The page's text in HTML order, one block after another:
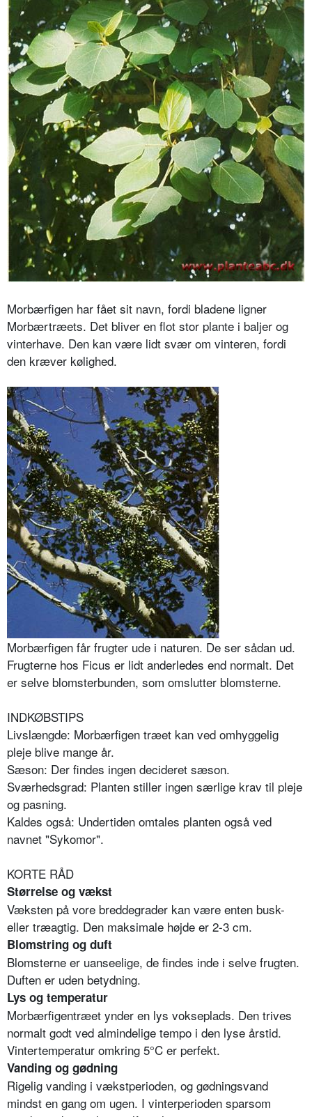
Morbærfigen har fået sit navn, fordi bladene ligner
Morbærtræets. Det bliver en flot stor plante i baljer og
vinterhave. Den kan være lidt svær om vinteren, fordi
den kræver kølighed.
Morbærfigen får frugter ude i naturen. De ser sådan ud.
Frugterne hos Ficus er lidt anderledes end normalt. Det
er selve blomsterbunden, som omslutter blomsterne.
INDKØBSTIPS
Livslængde: Morbærfigen træet kan ved omhyggelig
pleje blive mange år.
Sæson: Der findes ingen decideret sæson.
Sværhedsgrad: Planten stiller ingen særlige krav til pleje
og pasning.
Kaldes også: Undertiden omtales planten også ved
navnet "Sykomor".
KORTE RÅD
Størrelse og vækst
Væksten på vore breddegrader kan være enten busk-
eller træagtig. Den maksimale højde er 2-3 cm.
Blomstring og duft
Blomsterne er uanseelige, de findes inde i selve frugten.
Duften er uden betydning.
Lys og temperatur
Morbærfigentræet ynder en lys vokseplads. Den trives
normalt godt ved almindelige tempo i den lyse årstid.
Vintertemperatur omkring 5°C er perfekt.
Vanding og gødning
Rigelig vanding i vækstperioden, og gødningsvand
mindst en gang om ugen. I vinterperioden sparsom